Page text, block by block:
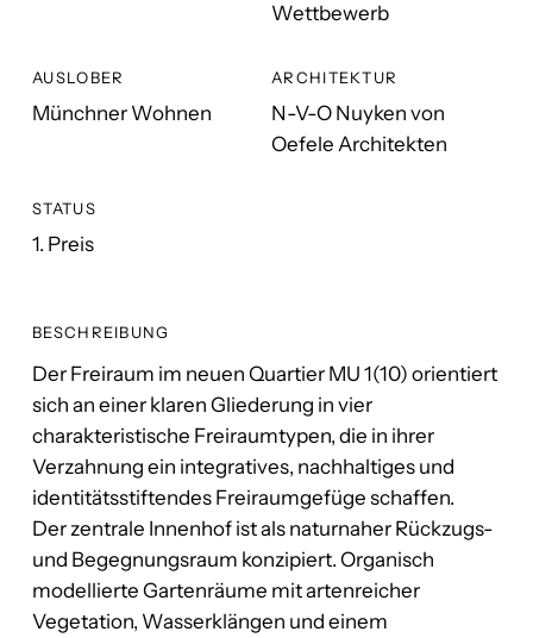
Wettbewerb
AUSLOBER
Münchner Wohnen
ARCHITEKTUR
N-V-O Nuyken von
Oefele Architekten
STATUS
1. Preis
BESCHREIBUNG
Der Freiraum im neuen Quartier MU 1(10) orientiert
sich an einer klaren Gliederung in vier
charakteristische Freiraumtypen, die in ihrer
Verzahnung ein integratives, nachhaltiges und
identitätsstiftendes Freiraumgefüge schaffen.
Der zentrale Innenhof ist als naturnaher Rückzugs-
und Begegnungsraum konzipiert. Organisch
modellierte Gartenräume mit artenreicher
Vegetation, Wasserklängen und einem